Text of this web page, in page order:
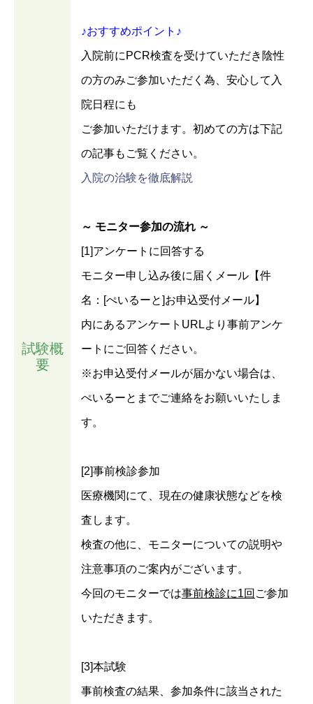
試験概
要
♪おすすめポイント♪
入院前にPCR検査を受けていただき陰性
の方のみご参加いただく為、安心して入
院日程にも
ご参加いただけます。初めての方は下記
の記事もご覧ください。
入院の治験を徹底解説
～ モニター参加の流れ ～
[1]アンケートに回答する
モニター申し込み後に届くメール【件
名：[ぺいるーと]お申込受付メール】
内にあるアンケートURLより事前アンケ
ートにご回答ください。
※お申込受付メールが届かない場合は、
ぺいるーとまでご連絡をお願いいたしま
す。
[2]事前検診参加
医療機関にて、現在の健康状態などを検
査します。
検査の他に、モニターについての説明や
注意事項のご案内がございます。
今回のモニターでは事前検診に1回 ご参加
いただきます。
[3]本試験
事前検査の結果、参加条件に該当された